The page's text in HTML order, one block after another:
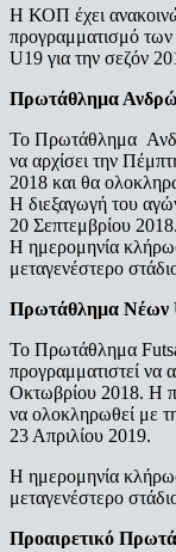
Η ΚΟΠ έχει
προγραμματισμό
U19 για την σεζόν
Πρωτάθλημα
Το Πρωτάθλημα
να αρχίσει την
2018 και θα
Η διεξαγωγή του
20 Σεπτεμβρίου 2018.
Η ημερομηνία
μεταγενέστερο
Πρωτάθλημα Νέων
Το Πρωτάθλημα
προγραμματιστεί να
Οκτωβρίου 2018. Η
να ολοκληρωθεί με
23 Απριλίου 2019.
Η ημερομηνία
μεταγενέστερο
Προαιρετικό